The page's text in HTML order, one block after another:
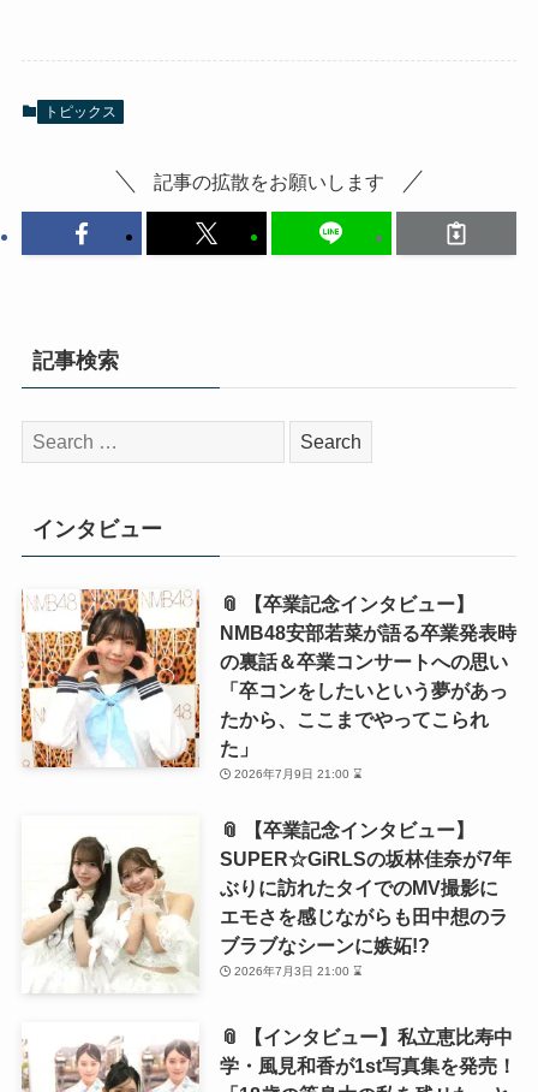
トピックス
記事の拡散をお願いします
記事検索
検
索:
インタビュー
📎 【卒業記念インタビュー】
NMB48安部若菜が語る卒業発表時
の裏話＆卒業コンサートへの思い
「卒コンをしたいという夢があっ
たから、ここまでやってこられ
た」
2026年7月9日 21:00 ⌛
📎 【卒業記念インタビュー】
SUPER☆GiRLSの坂林佳奈が7年
ぶりに訪れたタイでのMV撮影に
エモさを感じながらも田中想のラ
ブラブなシーンに嫉妬!?
2026年7月3日 21:00 ⌛
📎 【インタビュー】私立恵比寿中
学・風見和香が1st写真集を発売！